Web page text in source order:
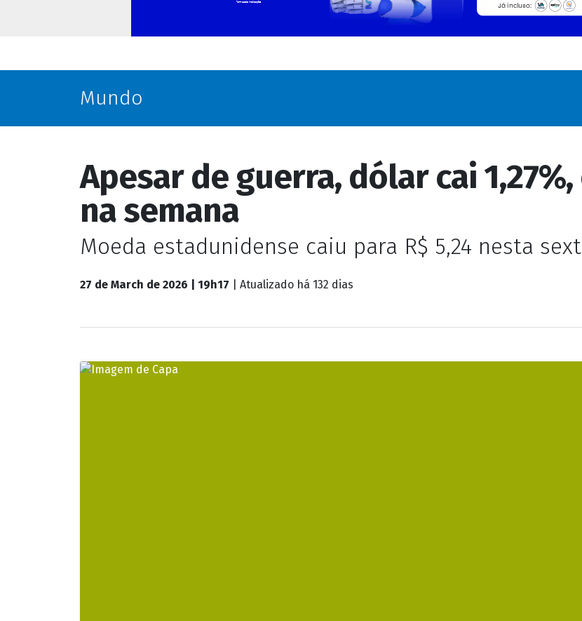
Mundo
Apesar de guerra, dólar cai
na semana
Moeda estadunidense caiu para R$ 5,24 nesta
27 de March de 2026 | 19h17 | Atualizado há 132 dias